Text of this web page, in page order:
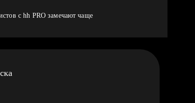
с hh PRO замечают чаще